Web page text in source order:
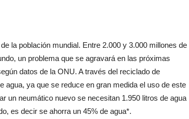
la población mundial. Entre 2.000 y 3.000 millones de
un problema que se agravará en las próximas
datos de la ONU. A través del reciclado de
agua, ya que se reduce en gran medida el uso de este
un neumático nuevo se necesitan 1.950 litros de agua
es decir se ahorra un 45% de agua*.